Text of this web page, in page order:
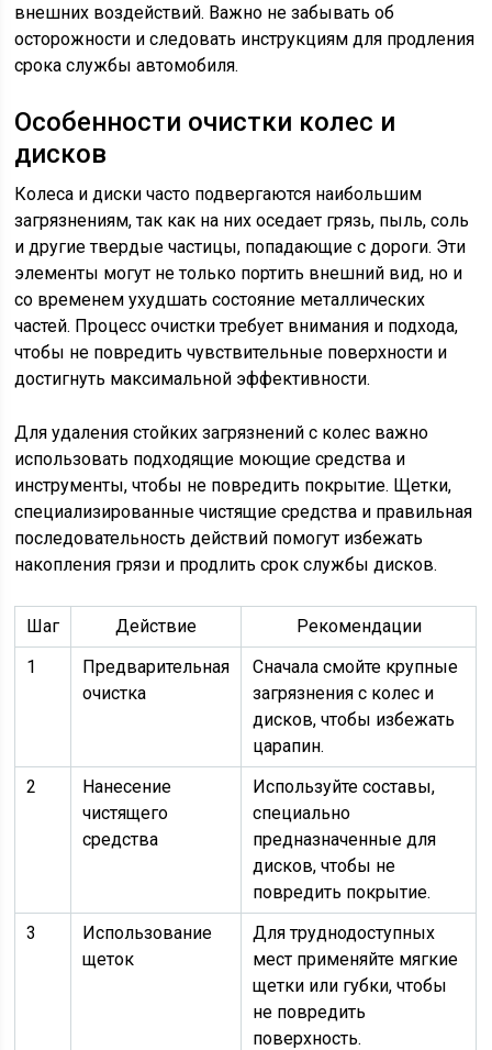
внешних воздействий. Важно не забывать об
осторожности и следовать инструкциям для продления
срока службы автомобиля.
Особенности очистки колес и
дисков
Колеса и диски часто подвергаются наибольшим
загрязнениям, так как на них оседает грязь, пыль, соль
и другие твердые частицы, попадающие с дороги. Эти
элементы могут не только портить внешний вид, но и
со временем ухудшать состояние металлических
частей. Процесс очистки требует внимания и подхода,
чтобы не повредить чувствительные поверхности и
достигнуть максимальной эффективности.
Для удаления стойких загрязнений с колес важно
использовать подходящие моющие средства и
инструменты, чтобы не повредить покрытие. Щетки,
специализированные чистящие средства и правильная
последовательность действий помогут избежать
накопления грязи и продлить срок службы дисков.
Шаг Действие
Рекомендации
1
Предварительная
очистка
Сначала смойте крупные
загрязнения с колес и
дисков, чтобы избежать
царапин.
2
Нанесение
чистящего
средства
Используйте составы,
специально
предназначенные для
дисков, чтобы не
повредить покрытие.
3
Использование
щеток
Для труднодоступных
мест применяйте мягкие
щетки или губки, чтобы
не повредить
поверхность.